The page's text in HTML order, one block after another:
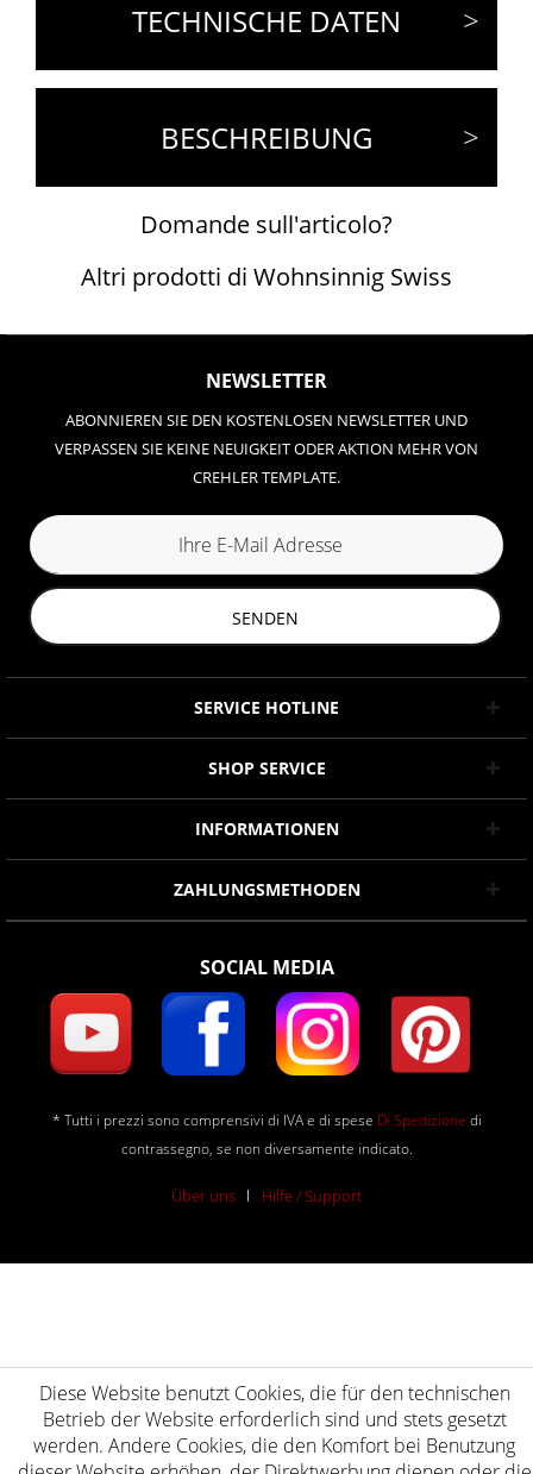
TECHNISCHE DATEN
BESCHREIBUNG
Domande sull'articolo?
Altri prodotti di Wohnsinnig Swiss
NEWSLETTER
ABONNIEREN SIE DEN KOSTENLOSEN NEWSLETTER UND
VERPASSEN SIE KEINE NEUIGKEIT ODER AKTION MEHR VON
CREHLER TEMPLATE.
SENDEN
SERVICE HOTLINE
SHOP SERVICE
INFORMATIONEN
ZAHLUNGSMETHODEN
SOCIAL MEDIA
* Tutti i prezzi sono comprensivi di IVA e di spese Di Spedizione di
contrassegno, se non diversamente indicato.
Über uns Hilfe / Support
Diese Website benutzt Cookies, die für den technischen
Betrieb der Website erforderlich sind und stets gesetzt
werden. Andere Cookies, die den Komfort bei Benutzung